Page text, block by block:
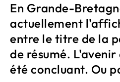
En Grande-
actuellement
entre le titre de la
de résumé.
été concluant. Ou